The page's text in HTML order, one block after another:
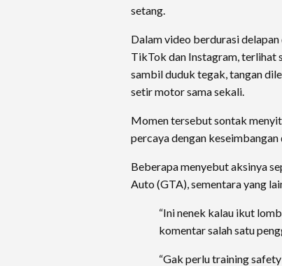
setang.
Dalam video berdurasi
TikTok dan Instagram, terlihat
sambil duduk tegak, tangan
setir motor sama sekali.
Momen tersebut sontak
percaya dengan
Beberapa menyebut aksinya
Auto (GTA), sementara yang
“Ini nenek kalau ikut
komentar salah satu
“Gak perlu training